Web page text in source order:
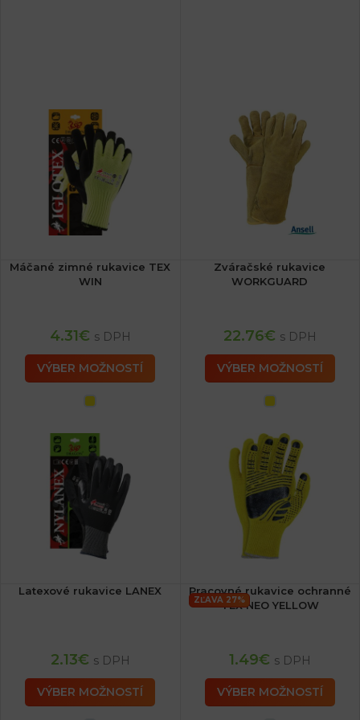
Máčané zimné rukavice TEX
WIN
4.31€ s DPH
VÝBER MOŽNOSTÍ
Zváračské rukavice
WORKGUARD
22.76€ s DPH
VÝBER MOŽNOSTÍ
Latexové rukavice LANEX
2.13€ s DPH
VÝBER MOŽNOSTÍ
Pracovné rukavice ochranné
TEX NEO YELLOW
1.49€ s DPH
VÝBER MOŽNOSTÍ
ZĽAVA 27%